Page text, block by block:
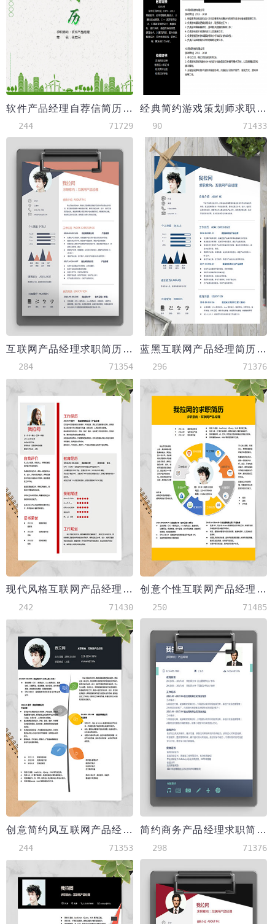
软件产品经理自荐信简历套装
244 71729
经典简约游戏策划师求职简历
90 71433
互联网产品经理求职简历word简历模板
284 71354
蓝黑互联网产品经理简历模板
296 71376
现代风格互联网产品经理求职简历红色word简历模板
242 71430
创意个性互联网产品经理求职简历word简历
250 71485
创意简约风互联网产品经理个人简历word简历模板
244 71353
简约商务产品经理求职简历word简历模板
298 71376